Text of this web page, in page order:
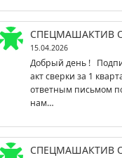
СПЕЦМАШАКТИВ
15.04.2026
Добрый день !
акт сверки за 1
ответным письмом
нам…
СПЕЦМАШАКТИВ